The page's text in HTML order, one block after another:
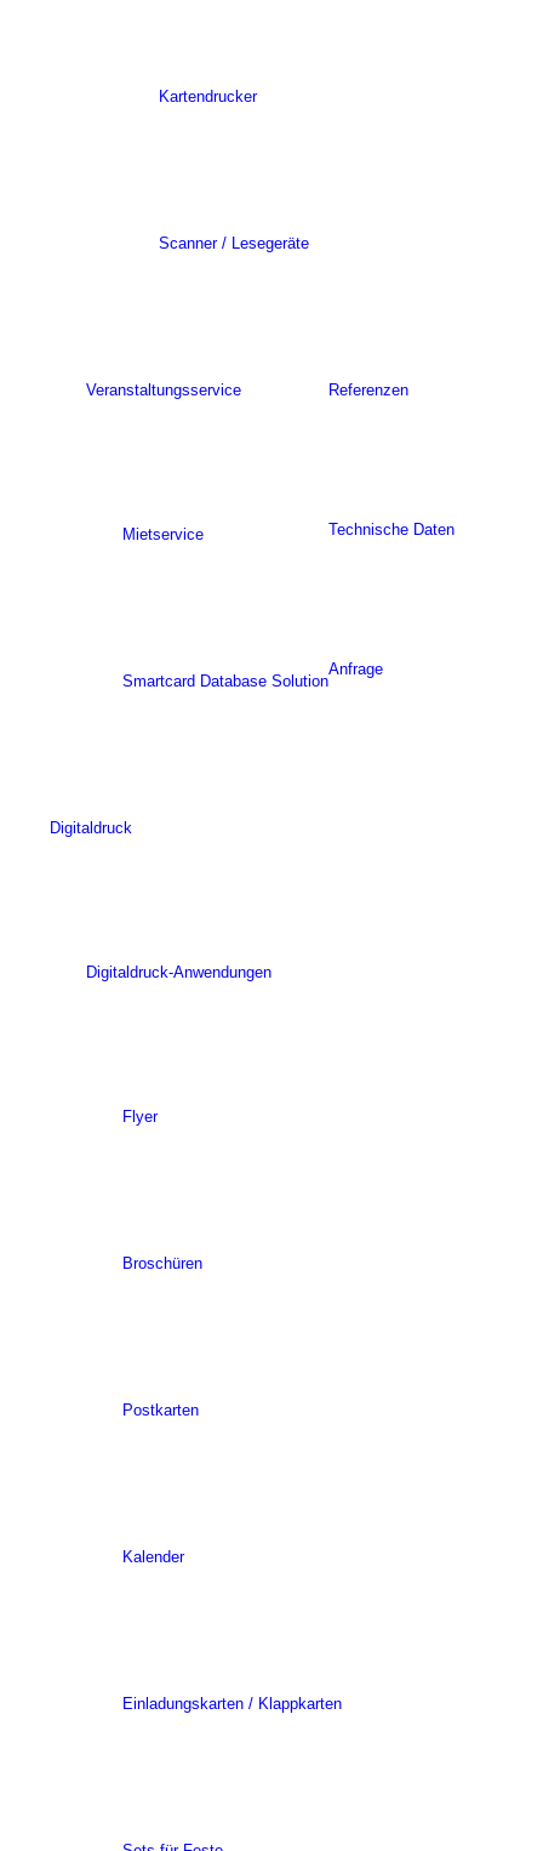
Kartendrucker
Scanner / Lesegeräte
Veranstaltungsservice
Mietservice
Smartcard Database Solution
Referenzen
Technische Daten
Anfrage
Digitaldruck
Digitaldruck-Anwendungen
Flyer
Broschüren
Postkarten
Kalender
Einladungskarten / Klappkarten